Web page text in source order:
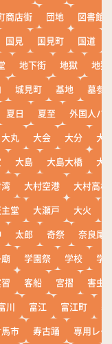
商店街 団地
図書館
国見 国見町 国道
地下街 地獄
地獄
城見町 基地
墓参
夏日 夏至
外国人バ
大丸 大会 大分
大
大島 大島大橋
大
大村空港
大村高校
堂 大瀬戸 大火
太郎 奇祭
奈良尾
学園祭 学校
学
客船 宮摺
害虫
川 富江 富江町
市 寿古踊 専用レー